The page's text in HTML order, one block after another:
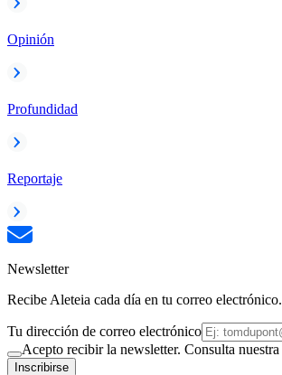
Opinión
Profundidad
Reportaje
Newsletter
Recibe Aleteia cada día en tu correo electrónico.
Tu dirección de correo electrónico
Acepto recibir la newsletter. Consulta nuestra
Inscribirse